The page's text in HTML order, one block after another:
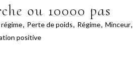
ou 10000 pas
, Perte de poids, Régime, Minceur,
positive